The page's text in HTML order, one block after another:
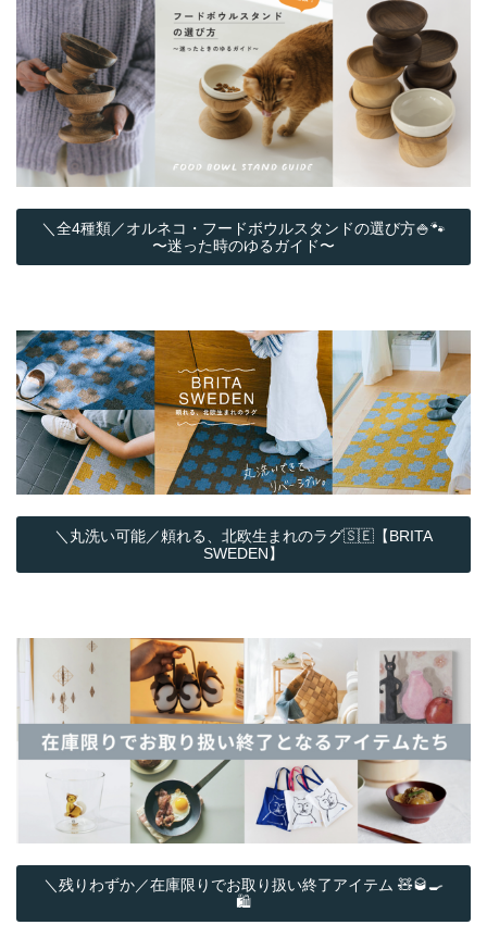
＼全4種類／オルネコ・フードボウルスタンドの選び方🍚🐾
〜迷った時のゆるガイド〜
＼丸洗い可能／頼れる、北欧生まれのラグ🇸🇪【BRITA
SWEDEN】
＼残りわずか／在庫限りでお取り扱い終了アイテム 🧸🥃🍳
🛍️